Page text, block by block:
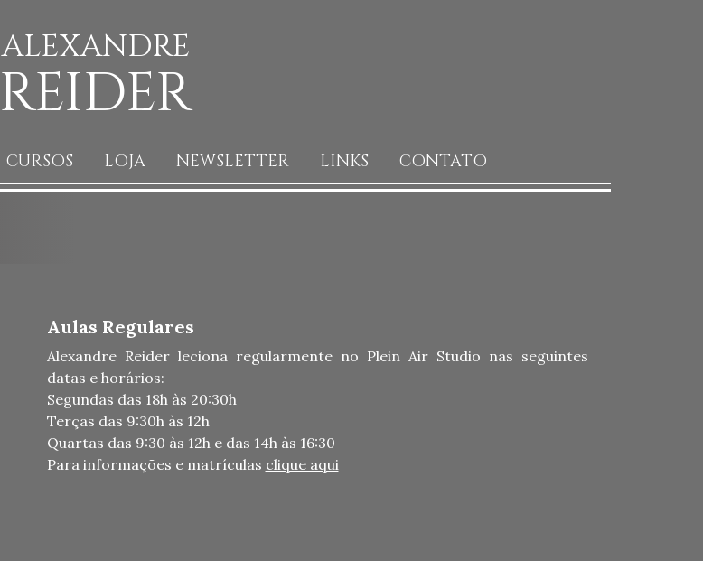
ALEXANDRE
REIDER
CURSOS LOJA NEWSLETTER LINKS CONTATO
Aulas Regulares
Alexandre Reider leciona regularmente no Plein Air Studio nas seguintes
datas e horários:
Segundas das 18h às 20:30h
Terças das 9:30h às 12h
Quartas das 9:30 às 12h e das 14h às 16:30
Para informações e matrículas clique aqui